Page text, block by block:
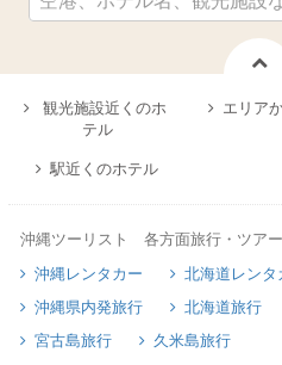
観光施設近くのホ
テル
エリア
駅近くのホテル
沖縄ツーリスト 各方面旅行・ツア
沖縄レンタカー
北海道レンタ
沖縄県内発旅行
北海道旅行
宮古島旅行
久米島旅行